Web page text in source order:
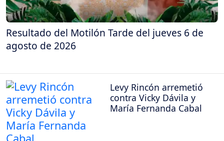
Resultado del Motilón Tarde del jueves 6 de
agosto de 2026
Levy Rincón arremetió
contra Vicky Dávila y
María Fernanda Cabal